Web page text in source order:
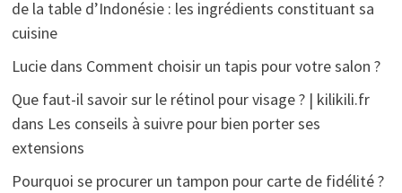
de la table d’Indonésie : les ingrédients constituant sa
cuisine
Luciedans Comment choisir un tapis pour votre salon ?
Que faut-il savoir sur le rétinol pour visage ? | kilikili.fr
dans Les conseils à suivre pour bien porter ses
extensions
Pourquoi se procurer un tampon pour carte de fidélité ?